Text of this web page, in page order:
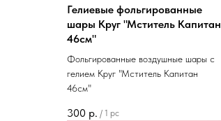
Гелиевые фольгированные
шары Круг "Мститель Капитан
46см"
Фольгированные воздушные шары с
гелием Круг "Мститель Капитан
46см"
300 р. / 1 pc